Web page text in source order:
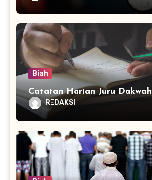
Biah
Catatan Harian Juru Dakwah
REDAKSI